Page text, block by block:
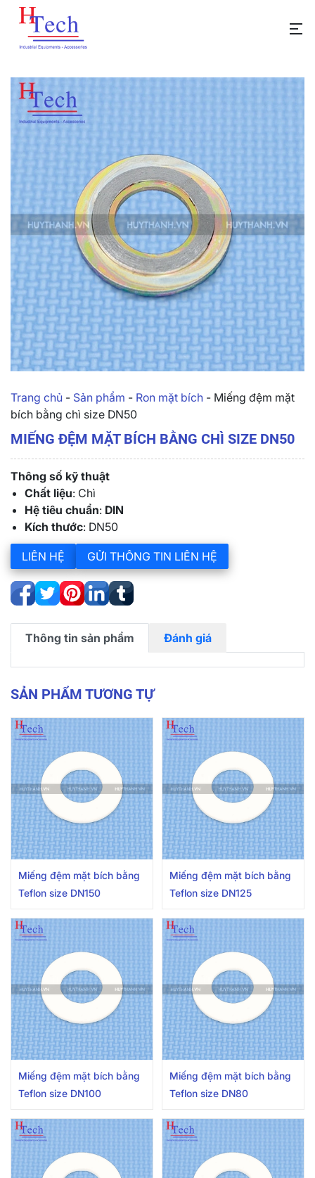
Trang chủ - Sản phẩm - Ron mặt bích - Miếng đệm mặt
bích bằng chì size DN50
MIẾNG ĐỆM MẶT BÍCH BẰNG CHÌ SIZE DN50
Thông số kỹ thuật
Chất liệu: Chì
Hệ tiêu chuẩn: DIN
Kích thước: DN50
LIÊN HỆ GỬI THÔNG TIN LIÊN HỆ
Thông tin sản phẩm Đánh giá
SẢN PHẨM TƯƠNG TỰ
Miếng đệm mặt bích bằng
Teflon size DN150
Miếng đệm mặt bích bằng
Teflon size DN125
Miếng đệm mặt bích bằng
Teflon size DN100
Miếng đệm mặt bích bằng
Teflon size DN80